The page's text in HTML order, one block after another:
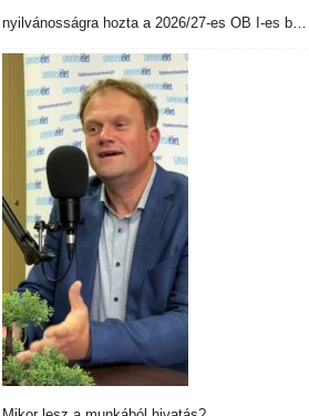
nyilvánosságra hozta a 2026/27-es OB I-es b…